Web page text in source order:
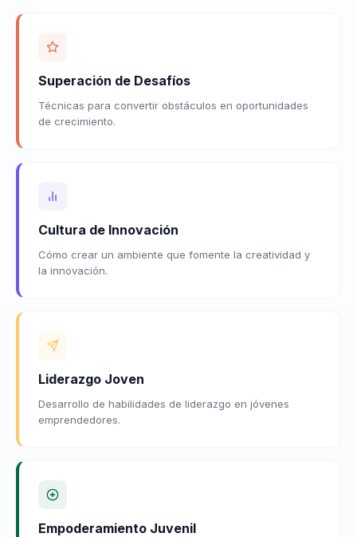
Superación de Desafíos
Técnicas para convertir obstáculos en oportunidades
de crecimiento.
Cultura de Innovación
Cómo crear un ambiente que fomente la creatividad y
la innovación.
Liderazgo Joven
Desarrollo de habilidades de liderazgo en jóvenes
emprendedores.
Empoderamiento Juvenil